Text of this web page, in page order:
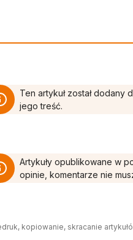
Ten artykuł został
jego treść.
Artykuły opublikowane w
opinie, komentarze nie
kopiowanie, skracanie